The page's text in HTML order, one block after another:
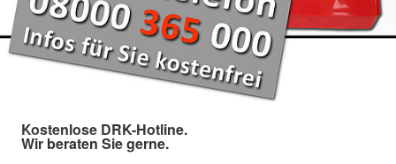
Kostenlose DRK-Hotline.
Wir beraten Sie gerne.